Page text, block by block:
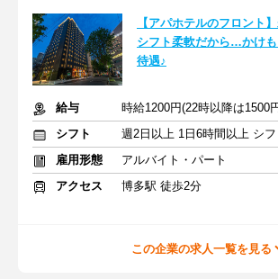
【アパホテルのフロント
シフト柔軟だから…かけ
待遇♪
給与
シフト
雇用形態
アルバイト・パート
アクセス
博多駅 徒歩2分
この企業の求人一覧を見る